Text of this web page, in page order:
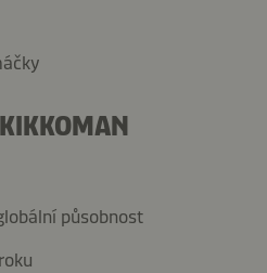
působnost